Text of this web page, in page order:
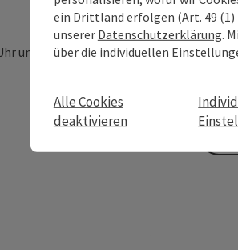
und 13–16 Uhr
Deine
WGD
ein Drittland erfolgen (Art. 49 (1)
unserer Datenschutzerklärung.
über die individuellen
Alle Cookies
deaktivieren